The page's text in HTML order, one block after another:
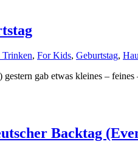
Trinken, For Kids, Geburtstag,
gab etwas kleines –
Backtag